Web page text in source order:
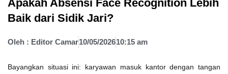
Apakah Absensi Face Recognition Lebih
Baik dari Sidik Jari?
Oleh : Editor Camar10/05/202610:15 am
Bayangkan situasi ini: karyawan masuk kantor dengan tangan